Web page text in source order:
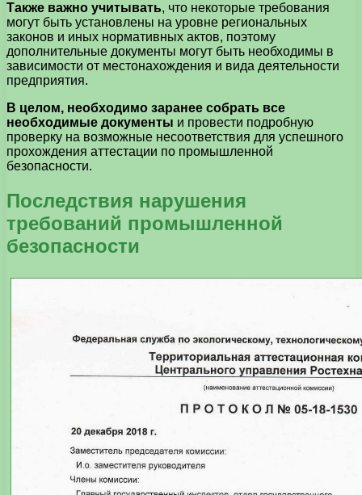
Также важно учитывать, что некоторые требования
могут быть установлены на уровне региональных
законов и иных нормативных актов, поэтому
дополнительные документы могут быть необходимы в
зависимости от местонахождения и вида деятельности
предприятия.
В целом, необходимо заранее собрать все
необходимые документы и провести подробную
проверку на возможные несоответствия для успешного
прохождения аттестации по промышленной
безопасности.
Последствия нарушения
требований промышленной
безопасности